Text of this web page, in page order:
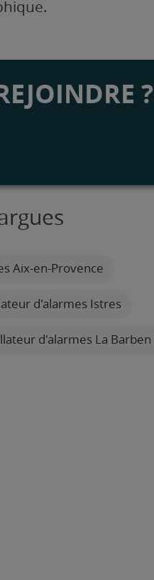
?
Aix-en-Provence
d'alarmes Istres
d'alarmes La Barben